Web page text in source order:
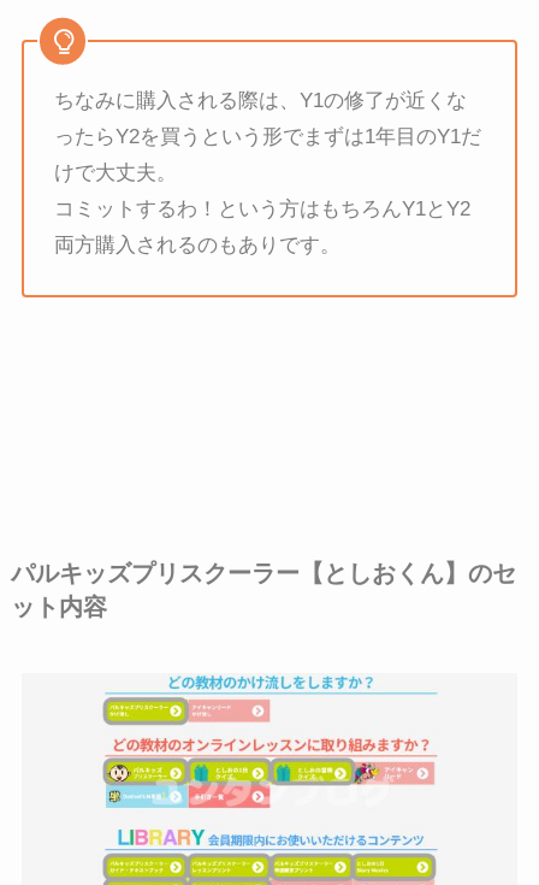
ちなみに購入される際は、Y1の修了が近くな
ったらY2を買うという形でまずは1年目のY1だ
けで大丈夫。
コミットするわ！という方はもちろんY1とY2
両方購入されるのもありです。
パルキッズプリスクーラー【としおくん】のセ
ット内容